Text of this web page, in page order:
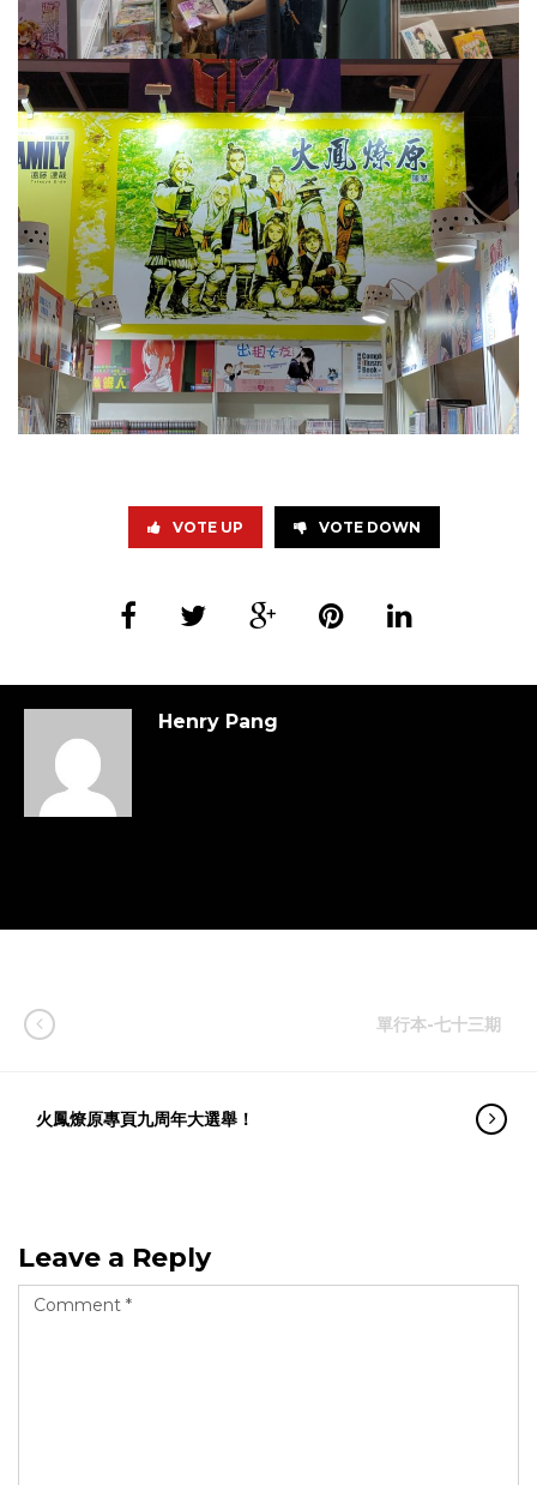
VOTE UP VOTE DOWN
Henry Pang
單行本-七十三期
火鳳燎原專頁九周年大選舉！
Leave a Reply